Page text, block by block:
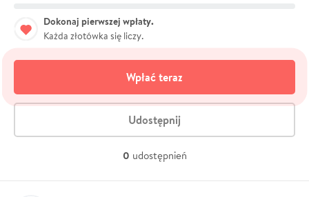
Dokonaj pierwszej wpłaty.
Każda złotówka się liczy.
Wpłać teraz
Udostępnij
0 udostępnień